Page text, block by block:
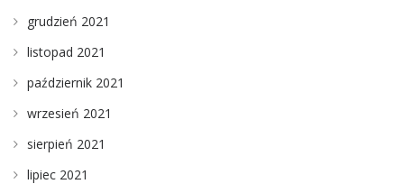
grudzień 2021
listopad 2021
październik 2021
wrzesień 2021
sierpień 2021
lipiec 2021